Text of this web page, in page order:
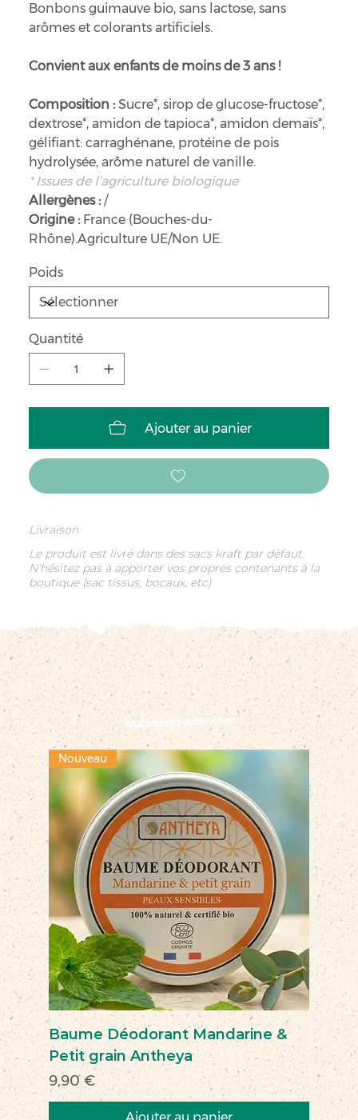
Bonbons guimauve bio, sans lactose, sans
arômes et colorants artificiels.
Convient aux enfants de moins de 3 ans !
Composition :Sucre*, sirop de glucose-fructose*,
dextrose*, amidon de tapioca*, amidon demaïs*,
gélifiant: carraghénane, protéine de pois
hydrolysée, arôme naturel de vanille.
* Issues de l’agriculture biologique
Allergènes :/
Origine : France (Bouches-du-
Rhône).Agriculture UE/Non UE.
Poids
Quantité
Ajouter au panier
Livraison
Le produit est livré dans des sacs kraft par défaut.
N'hésitez pas à apporter vos propres contenants à la
boutique (sac tissus, bocaux, etc)
Vous pourriez aussi aimer
Nouveau
Baume Déodorant Mandarine &
Petit grain Antheya
Prix
9,90 €
Ajouter au panier